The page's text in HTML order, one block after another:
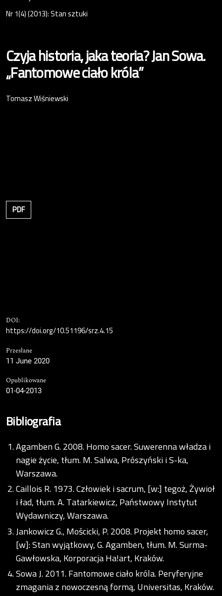
Nr 1(4) (2013): Stan sztuki
Czyja historia, jaka teoria? Jan Sowa.
„Fantomowe ciało króla”
Tomasz Wiśniewski
PDF
DOI:
https://doi.org/10.51196/srz.4.15
Przesłane
11 June 2020
Opublikowane
01-04-2013
Bibliografia
Agamben G. 2008. Homo sacer. Suwerenna władza i
nagie życie, tłum. M. Salwa, Prószyński i S-ka,
Warszawa.
Caillois R. 1973. Człowiek i sacrum, [w:] tegoż, Żywioł
i ład, tłum. A. Tatarkiewicz, Państwowy Instytut
Wydawniczy, Warszawa.
Jankowicz G., Mościcki, P. 2008. Projekt homo sacer,
[w]: Stan wyjątkowy, G. Agamben, tłum. M. Surma-
Gawłowska, Korporacja Ha!art, Kraków.
Sowa J. 2011. Fantomowe ciało króla. Peryferyjne
zmagania z nowoczesną formą, Universitas, Kraków.